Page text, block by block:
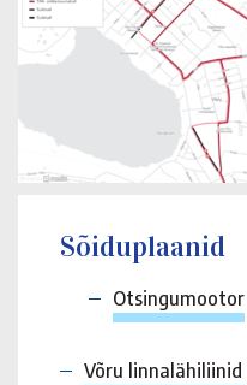
Sõiduplaanid
Otsingumootor
Võru linnalähiliinid